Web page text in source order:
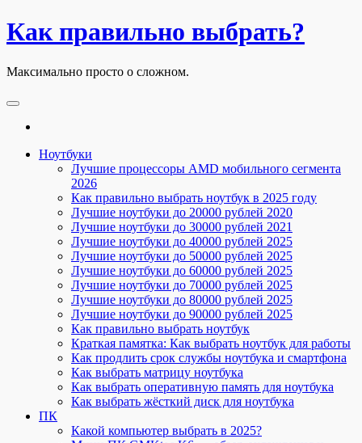
Skip
to
content
Как правильно выбрать?
Максимально просто о сложном.
Ноутбуки
Лучшие процессоры AMD мобильного сегмента
2026
Как правильно выбрать ноутбук в 2025 году
Лучшие ноутбуки до 20000 рублей 2020
Лучшие ноутбуки до 30000 рублей 2021
Лучшие ноутбуки до 40000 рублей 2025
Лучшие ноутбуки до 50000 рублей 2025
Лучшие ноутбуки до 60000 рублей 2025
Лучшие ноутбуки до 70000 рублей 2025
Лучшие ноутбуки до 80000 рублей 2025
Лучшие ноутбуки до 90000 рублей 2025
Как правильно выбрать ноутбук
Краткая памятка: Как выбрать ноутбук для работы
Как продлить срок службы ноутбука и смартфона
Как выбрать матрицу ноутбука
Как выбрать оперативную память для ноутбука
Как выбрать жёсткий диск для ноутбука
ПК
Какой компьютер выбрать в 2025?